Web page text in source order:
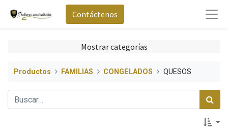
Contáctenos
Mostrar categorías
Productos FAMILIAS CONGELADOS QUESOS